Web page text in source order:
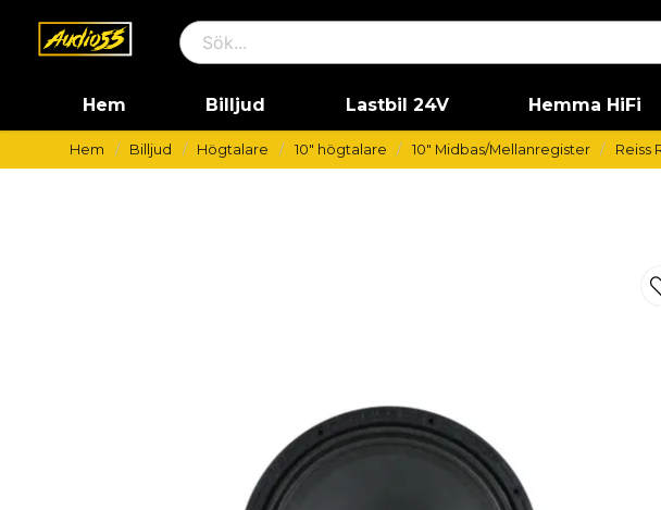
Hem Billjud Lastbil 24V Hemma HiFi
Hem Billjud Högtalare 10" högtalare 10" Midbas/Mellanregister Reiss